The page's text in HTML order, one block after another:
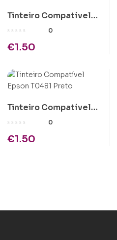
Tinteiro Compatível
Brother
Amarelo
0
€1.50
Tinteiro Compatível
Epson T0481 Preto
0
€1.50